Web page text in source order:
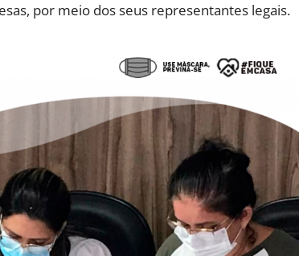
por meio dos seus representantes legais.